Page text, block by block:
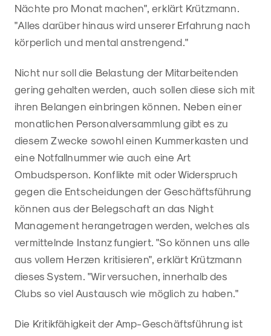
Nächte pro Monat machen", erklärt Krützmann.
"Alles darüber hinaus wird unserer Erfahrung nach
körperlich und mental anstrengend."
Nicht nur soll die Belastung der Mitarbeitenden
gering gehalten werden, auch sollen diese sich mit
ihren Belangen einbringen können. Neben einer
monatlichen Personalversammlung gibt es zu
diesem Zwecke sowohl einen Kummerkasten und
eine Notfallnummer wie auch eine Art
Ombudsperson. Konflikte mit oder Widerspruch
gegen die Entscheidungen der Geschäftsführung
können aus der Belegschaft an das Night
Management herangetragen werden, welches als
vermittelnde Instanz fungiert. "So können uns alle
aus vollem Herzen kritisieren", erklärt Krützmann
dieses System. "Wir versuchen, innerhalb des
Clubs so viel Austausch wie möglich zu haben."
Die Kritikfähigkeit der Amp-Geschäftsführung ist